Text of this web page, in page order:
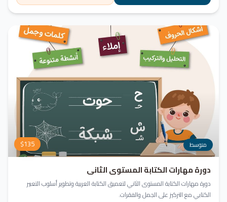
متوسط $135
دورة مهارات الكتابة المستوى الثاني
دورة مهارات الكتابة المستوى الثاني لتعميق الكتابة العربية وتطوير أسلوب التعبير
الكتابي مع التركيز على الجمل والفقرات.